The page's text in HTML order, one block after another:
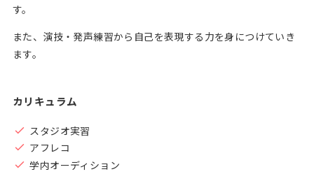
す。
また、演技・発声練習から自己を表現する力を身につけていき
ます。
カリキュラム
スタジオ実習
アフレコ
学内オーディション